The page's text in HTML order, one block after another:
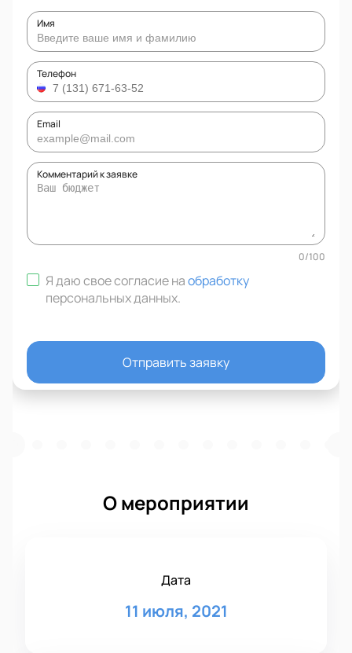
Имя
Телефон
Email
Комментарий к заявке
0/100
Я даю свое согласие наобработку
персональных данных.
Отправить заявку
О мероприятии
Дата
11 июля, 2021